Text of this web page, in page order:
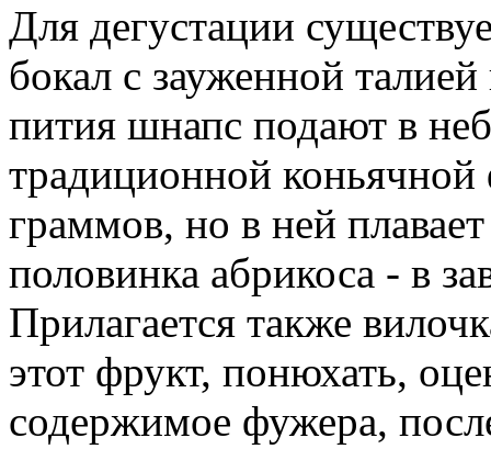
Для дегустации
бокал с зауженной
пития шнапс подают в
традиционной
граммов, но в ней
половинка абрикоса - в
Прилагается также
этот фрукт, понюхать,
содержимое фужера,